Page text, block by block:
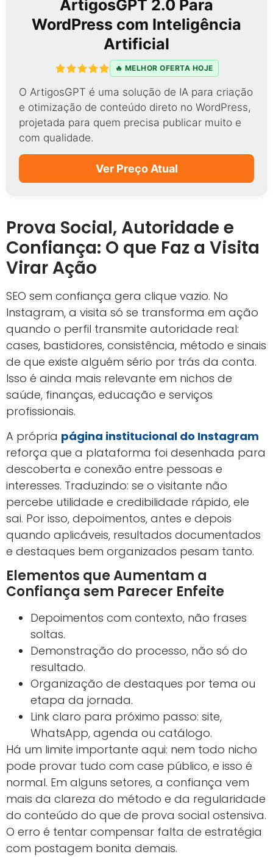
ArtigosGPT 2.0 Para
WordPress com Inteligência
Artificial
🔥 MELHOR OFERTA HOJE
O ArtigosGPT é uma solução de IA para criação
e otimização de conteúdo direto no WordPress,
projetada para quem precisa publicar muito e
com qualidade.
Ver Preço Atual
Prova Social, Autoridade e
Confiança: O que Faz a Visita
Virar Ação
SEO sem confiança gera clique vazio. No
Instagram, a visita só se transforma em ação
quando o perfil transmite autoridade real:
cases, bastidores, consistência, método e sinais
de que existe alguém sério por trás da conta.
Isso é ainda mais relevante em nichos de
saúde, finanças, educação e serviços
profissionais.
A própria página institucional do Instagram
reforça que a plataforma foi desenhada para
descoberta e conexão entre pessoas e
interesses. Traduzindo: se o visitante não
percebe utilidade e credibilidade rápido, ele
sai. Por isso, depoimentos, antes e depois
quando aplicáveis, resultados documentados
e destaques bem organizados pesam tanto.
Elementos que Aumentam a
Confiança sem Parecer Enfeite
Depoimentos com contexto, não frases
soltas.
Demonstração do processo, não só do
resultado.
Organização de destaques por tema ou
etapa da jornada.
Link claro para próximo passo: site,
WhatsApp, agenda ou catálogo.
Há um limite importante aqui: nem todo nicho
pode provar tudo com case público, e isso é
normal. Em alguns setores, a confiança vem
mais da clareza do método e da regularidade
do conteúdo do que de prova social ostensiva.
O erro é tentar compensar falta de estratégia
com postagem bonita demais.